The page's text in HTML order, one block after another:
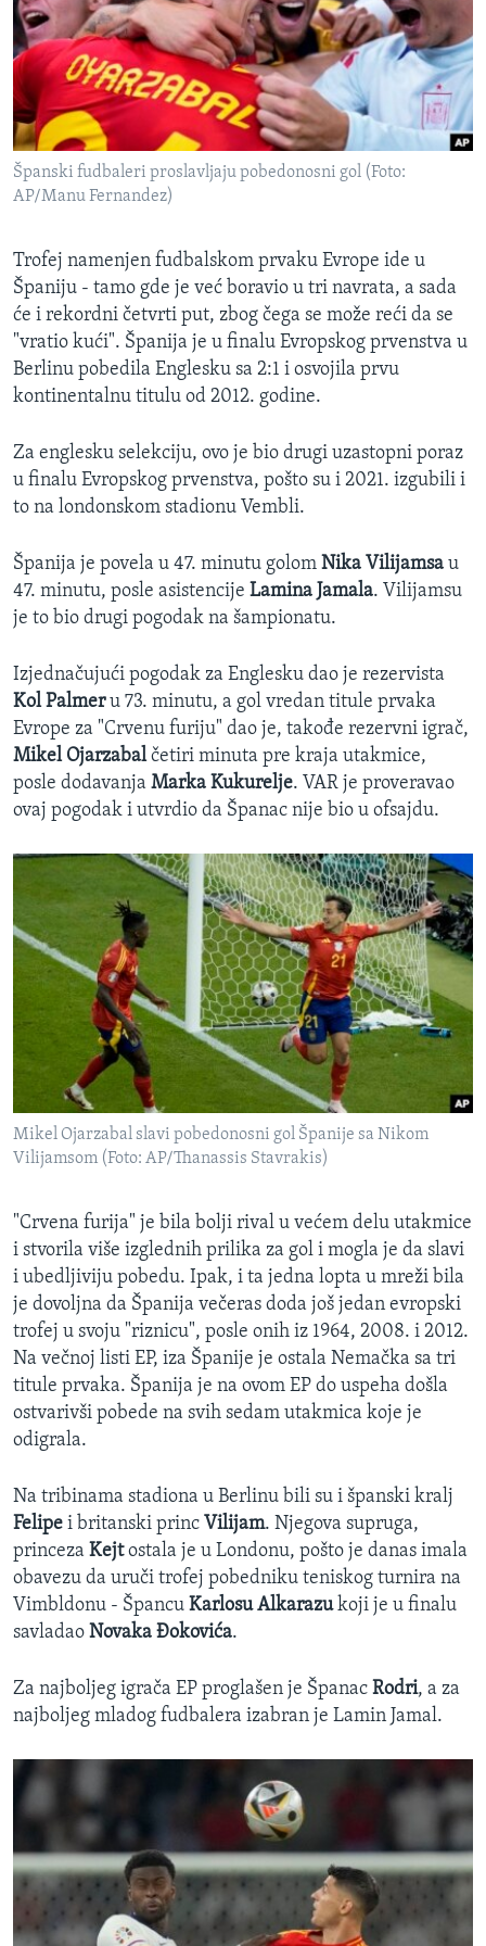
SPORT
INTERVJU
Španski fudbaleri proslavljaju pobedonosni gol (Foto:
AP/Manu Fernandez)
Trofej namenjen fudbalskom prvaku Evrope ide u
Španiju - tamo gde je već boravio u tri navrata, a sada
će i rekordni četvrti put, zbog čega se može reći da se
"vratio kući". Španija je u finalu Evropskog prvenstva u
Berlinu pobedila Englesku sa 2:1 i osvojila prvu
kontinentalnu titulu od 2012. godine.
Za englesku selekciju, ovo je bio drugi uzastopni poraz
u finalu Evropskog prvenstva, pošto su i 2021. izgubili i
to na londonskom stadionu Vembli.
Španija je povela u 47. minutu golom Nika Vilijamsa u
47. minutu, posle asistencije Lamina Jamala. Vilijamsu
je to bio drugi pogodak na šampionatu.
Izjednačujući pogodak za Englesku dao je rezervista
Kol Palmeru 73. minutu, a gol vredan titule prvaka
Evrope za "Crvenu furiju" dao je, takođe rezervni igrač,
Mikel Ojarzabalčetiri minuta pre kraja utakmice,
posle dodavanja Marka Kukurelje. VAR je proveravao
ovaj pogodak i utvrdio da Španac nije bio u ofsajdu.
Mikel Ojarzabal slavi pobedonosni gol Španije sa Nikom
Vilijamsom (Foto: AP/Thanassis Stavrakis)
"Crvena furija" je bila bolji rival u većem delu utakmice
i stvorila više izglednih prilika za gol i mogla je da slavi
i ubedljiviju pobedu. Ipak, i ta jedna lopta u mreži bila
je dovoljna da Španija večeras doda još jedan evropski
trofej u svoju "riznicu", posle onih iz 1964, 2008. i 2012.
Na večnoj listi EP, iza Španije je ostala Nemačka sa tri
titule prvaka. Španija je na ovom EP do uspeha došla
ostvarivši pobede na svih sedam utakmica koje je
odigrala.
Na tribinama stadiona u Berlinu bili su i španski kralj
Felipe i britanski princ Vilijam. Njegova supruga,
princeza Kejtostala je u Londonu, pošto je danas imala
obavezu da uruči trofej pobedniku teniskog turnira na
Vimbldonu - Špancu Karlosu Alkarazukoji je u finalu
savladao Novaka Đokovića.
Za najboljeg igrača EP proglašen je Španac Rodri, a za
najboljeg mladog fudbalera izabran je Lamin Jamal.